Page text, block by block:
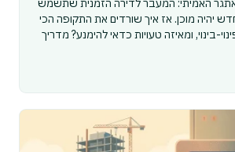
האמיתי: המעבר לדירה הזמנית שתשמש
יהיה מוכן. אז איך שורדים את התקופה הכי
בינוי, ומאיזה טעויות כדאי להימנע? מדריך